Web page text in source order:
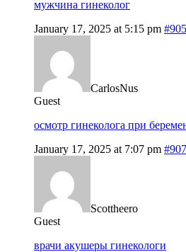
мужчина гинеколог
January 17, 2025 at 5:15 pm
CarlosNus
Guest
осмотр гинеколога при
January 17, 2025 at 7:07 pm
Scottheero
Guest
врачи акушеры гинекологи